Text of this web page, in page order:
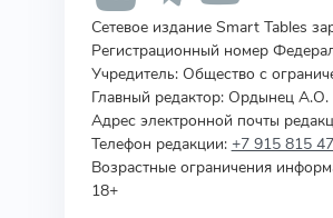
Сетевое издание Smart Tables
Регистрационный номер
Учредитель: Общество с
Главный редактор: Ордынец А.О.
Адрес электронной почты
Телефон редакции: +7 915 815
Возрастные ограничения
18+